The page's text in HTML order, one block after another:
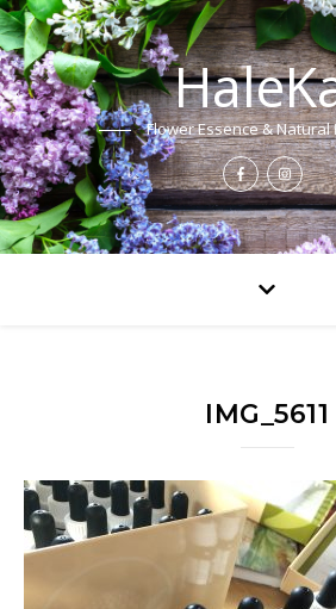
Flower Essence & Natural
IMG_5611